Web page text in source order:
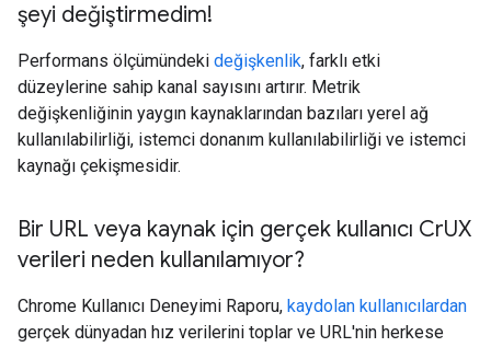
şeyi değiştirmedim!
Performans ölçümündeki değişkenlik, farklı etki
düzeylerine sahip kanal sayısını artırır. Metrik
değişkenliğinin yaygın kaynaklarından bazıları yerel ağ
kullanılabilirliği, istemci donanım kullanılabilirliği ve istemci
kaynağı çekişmesidir.
Bir URL veya kaynak için gerçek kullanıcı CrUX
verileri neden kullanılamıyor?
Chrome Kullanıcı Deneyimi Raporu, kaydolan kullanıcılardan
gerçek dünyadan hız verilerini toplar ve URL'nin herkese